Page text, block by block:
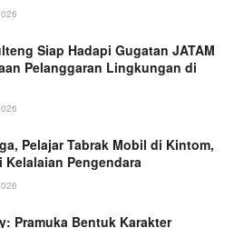
Siap Hadapi Gugatan JATAM
Pelanggaran Lingkungan di
Pelajar Tabrak Mobil di Kintom,
Kelalaian Pengendara
Pramuka Bentuk Karakter